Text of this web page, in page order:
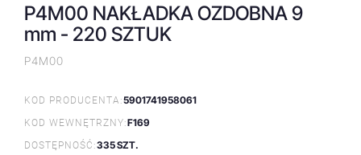
P4M00 NAKŁADKA OZDOBNA 9
mm - 220 SZTUK
P4M00
KOD PRODUCENTA:5901741958061
KOD WEWNĘTRZNY:F169
DOSTĘPNOŚĆ:335 SZT.